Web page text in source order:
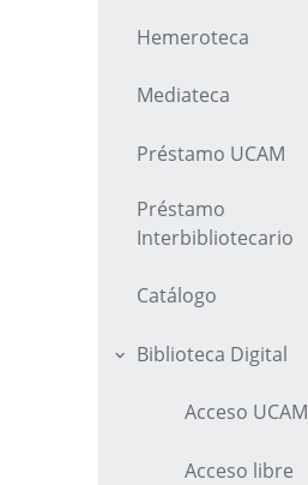
Hemeroteca
Mediateca
Préstamo UCAM
Préstamo
Interbibliotecario
Catálogo
Biblioteca Digital
Acceso UCAM
Acceso libre